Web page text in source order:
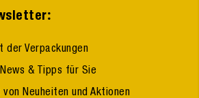
:
der Verpackungen
& Tipps für Sie
Neuheiten und Aktionen